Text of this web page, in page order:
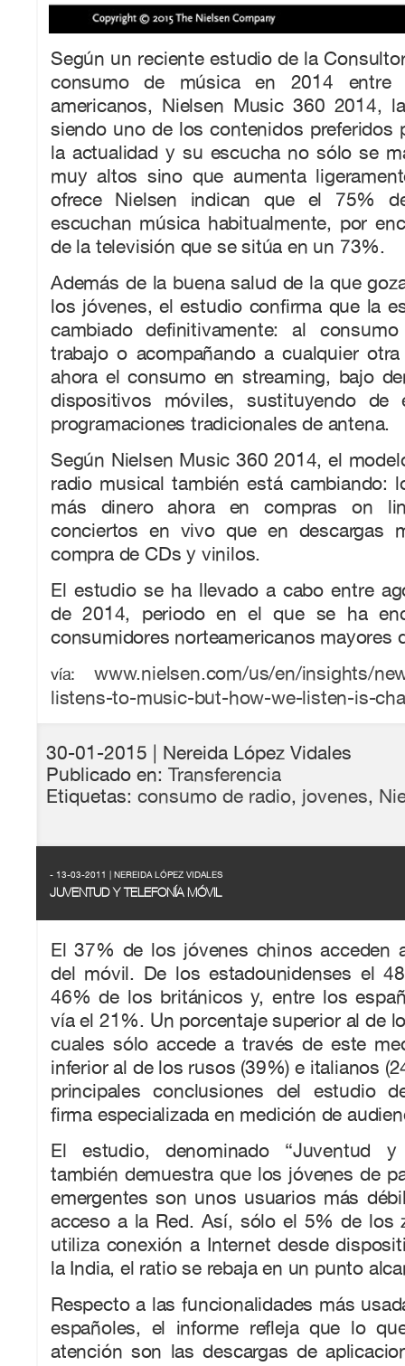
Según un reciente estudio de la
consumo de música en 2014 entre
americanos, Nielsen Music 360 2014,
siendo uno de los contenidos preferidos
la actualidad y su escucha no sólo se
muy altos sino que aumenta
ofrece Nielsen indican que el 75%
escuchan música habitualmente, por
de la televisión que se sitúa en un 73%.
Además de la buena salud de la que
los jóvenes, el estudio confirma que la
cambiado definitivamente: al
trabajo o acompañando a cualquier
ahora el consumo en streaming, bajo
dispositivos móviles, sustituyendo
programaciones tradicionales de antena.
Según Nielsen Music 360 2014, el
radio musical también está cambiando:
más dinero ahora en compras on
conciertos en vivo que en descargas
compra de CDs y vinilos.
El estudio se ha llevado a cabo entre
de 2014, periodo en el que se ha
consumidores norteamericanos mayores
vía:
www.nielsen.com/us/en/insights/
listens-to-music-but-how-we-listen-is-
30-01-2015 | Nereida López Vidales
Publicado en: Transferencia
Etiquetas: consumo de radio, jovenes,
- 13-03-2011 | NEREIDA LÓPEZ VIDALES
JUVENTUD Y TELEFONÍA MÓVIL
El 37% de los jóvenes chinos acceden
del móvil. De los estadounidenses el
46% de los británicos y, entre los
vía el 21%. Un porcentaje superior al de
cuales sólo accede a través de este
inferior al de los rusos (39%) e italianos
principales conclusiones del estudio
firma especializada en medición de
El estudio, denominado “Juventud y
también demuestra que los jóvenes de
emergentes son unos usuarios más
acceso a la Red. Así, sólo el 5% de los
utiliza conexión a Internet desde
la India, el ratio se rebaja en un punto
Respecto a las funcionalidades más
españoles, el informe refleja que lo
atención son las descargas de